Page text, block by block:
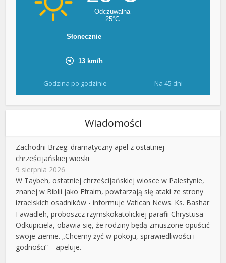
Godzina po godzinie Na 45 dni
Wiadomości
Zachodni Brzeg: dramatyczny apel z ostatniej
chrześcijańskiej wioski
9 sierpnia 2026
W Taybeh, ostatniej chrześcijańskiej wiosce w Palestynie,
znanej w Biblii jako Efraim, powtarzają się ataki ze strony
izraelskich osadników - informuje Vatican News. Ks. Bashar
Fawadleh, proboszcz rzymskokatolickiej parafii Chrystusa
Odkupiciela, obawia się, że rodziny będą zmuszone opuścić
swoje ziemie. „Chcemy żyć w pokoju, sprawiedliwości i
godności” – apeluje.